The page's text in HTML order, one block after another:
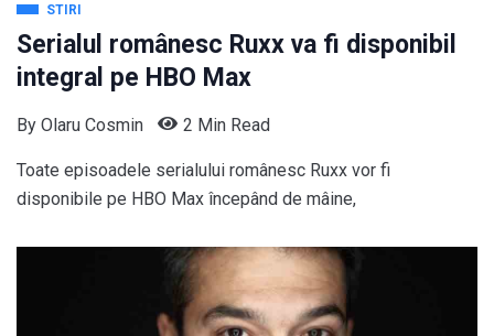
STIRI
Serialul românesc Ruxx va fi disponibil
integral pe HBO Max
By Olaru Cosmin 2 Min Read
Toate episoadele serialului românesc Ruxx vor fi
disponibile pe HBO Max începând de mâine,